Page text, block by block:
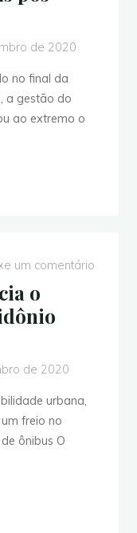
de 2020
no final da
a gestão do
ao extremo o
um comentário
o
de 2020
urbana,
freio no
ônibus O